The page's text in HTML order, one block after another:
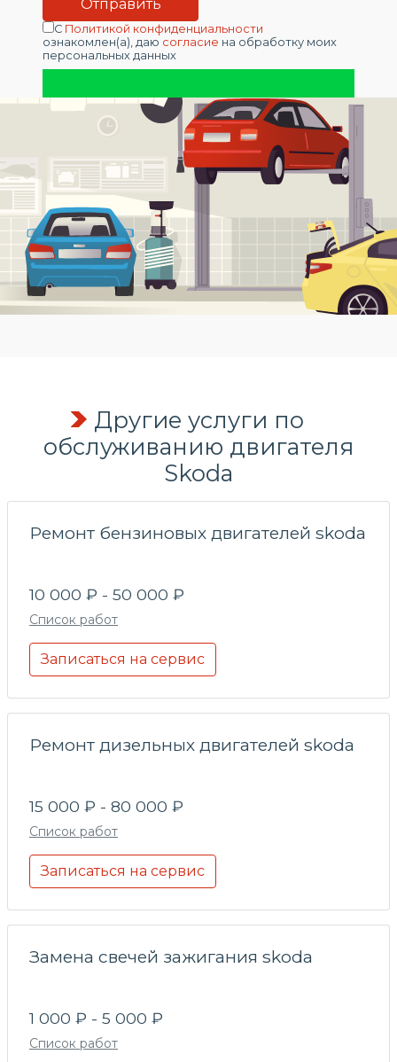
С Политикой конфиденциальности
ознакомлен(а), даю согласие на обработку моих
персональных данных
Другие услуги по
обслуживанию двигателя
Skoda
Ремонт бензиновых двигателей skoda
10 000 ₽ - 50 000 ₽
Список работ
Записаться на сервис
Ремонт дизельных двигателей skoda
15 000 ₽ - 80 000 ₽
Список работ
Записаться на сервис
Замена свечей зажигания skoda
1 000 ₽ - 5 000 ₽
Список работ